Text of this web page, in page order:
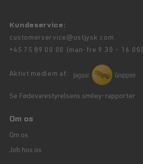
Kundeservice:
customerservice@ostjysk.com
+45 75 89 00 00 (man-fre 9.30 - 16.00)
Aktivt medlem af:
Se Fødevarestyrelsens smiley-rapporter
Om os
Om os
Job hos os